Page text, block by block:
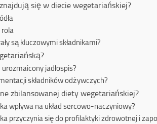
się w diecie wegetariańskiej?
rola
są kluczowymi składnikami?
jadłospis?
składników odżywczych?
zbilansowanej diety wegetariańskiej?
wpływa na układ sercowo-naczyniowy?
przyczynia się do profilaktyki zdrowotnej i